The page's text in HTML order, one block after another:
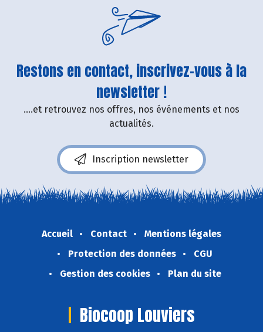
Restons en contact, inscrivez-vous à la
newsletter !
....et retrouvez nos offres, nos événements et nos
actualités.
Inscription newsletter
Accueil Contact
Mentions légales
Protection des données
CGU
Gestion des cookies
Plan du site
Biocoop Louviers